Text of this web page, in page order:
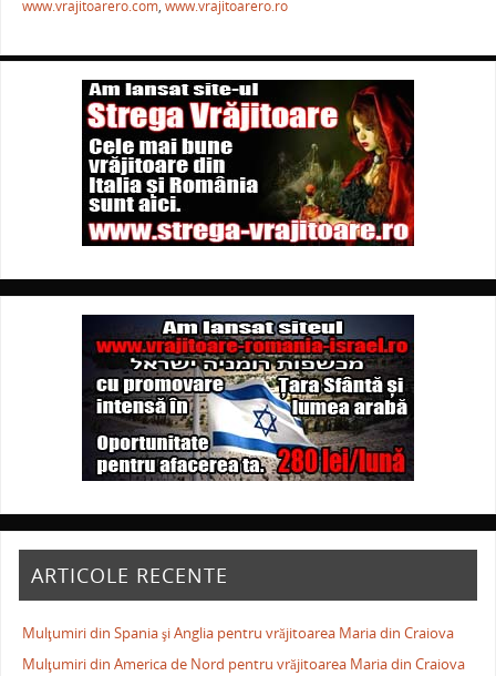
www.vrajitoarero.com, www.vrajitoarero.ro
ARTICOLE RECENTE
Mulţumiri din Spania şi Anglia pentru vrăjitoarea Maria din Craiova
Mulţumiri din America de Nord pentru vrăjitoarea Maria din Craiova